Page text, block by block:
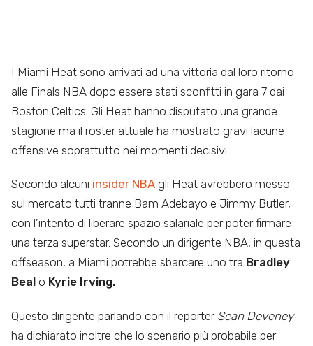
I Miami Heat sono arrivati ad una vittoria dal loro ritorno
alle Finals NBA dopo essere stati sconfitti in gara 7 dai
Boston Celtics. Gli Heat hanno disputato una grande
stagione ma il roster attuale ha mostrato gravi lacune
offensive soprattutto nei momenti decisivi.
Secondo alcuni insider NBA gli Heat avrebbero messo
sul mercato tutti tranne Bam Adebayo e Jimmy Butler,
con l’intento di liberare spazio salariale per poter firmare
una terza superstar. Secondo un dirigente NBA, in questa
offseason, a Miami potrebbe sbarcare uno tra Bradley
Beal o Kyrie Irving.
Questo dirigente parlando con il reporterSean Deveney
ha dichiarato inoltre che lo scenario più probabile per